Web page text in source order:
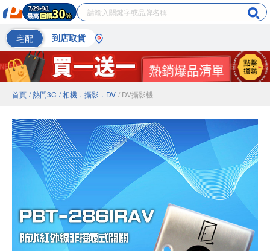
宅配 到店取貨
首頁 / 熱門3C / 相機．攝影．DV / DV攝影機